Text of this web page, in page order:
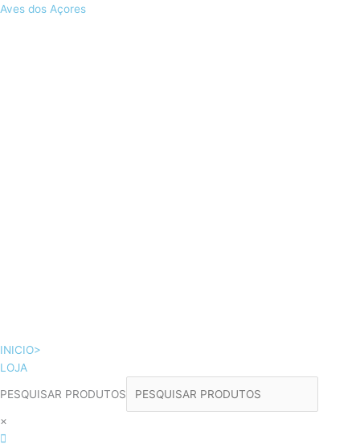
Skip
Aves dos Açores
INICIO>
LOJA
PESQUISAR PRODUTOS
×